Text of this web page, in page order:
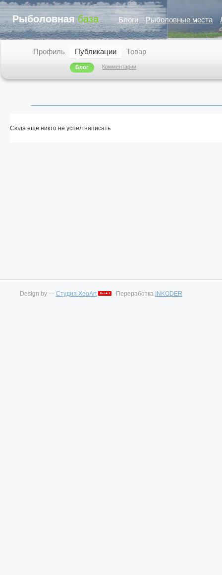
Рыболовная база Блоги Рыболовные места
Профиль Публикации
Блог Комментарии
Товар
Сюда еще никто не успел написать
Design by — Студия XeoArt Переработка INKODER